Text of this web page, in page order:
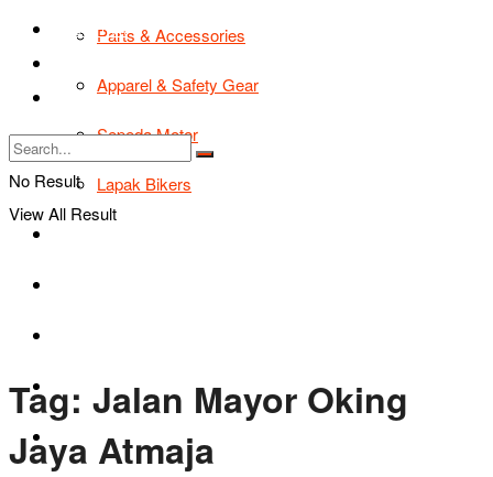
Parts & Accessories
Apparel & Safety Gear
Sepeda Motor
Lapak Bikers
Bikers Cars
Tentang Kami
TIPS & TRIK
Tentang Kami
No Result
View All Result
Tag: Jalan Mayor Oking
Jaya Atmaja